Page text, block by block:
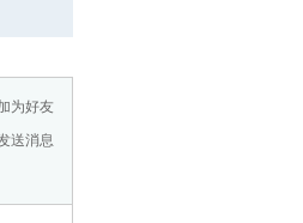
为好友
送消息